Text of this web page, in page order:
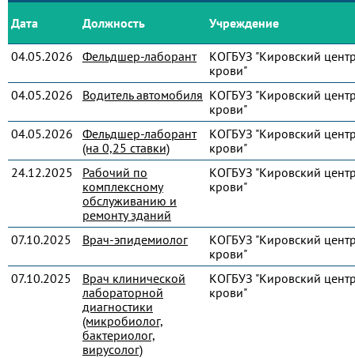
Дата Должность Учреждение
04.05.2026 Фельдшер-лаборант
КОГБУЗ "Кировский
крови"
04.05.2026
Водитель автомобиля КОГБУЗ "Кировский
крови"
04.05.2026
Фельдшер-лаборант
(на 0,25 ставки)
КОГБУЗ "Кировский
крови"
24.12.2025
Рабочий по
комплексному
обслуживанию и
ремонту зданий
КОГБУЗ "Кировский
крови"
07.10.2025 Врач-эпидемиолог
КОГБУЗ "Кировский
крови"
07.10.2025
Врач клинической
лабораторной
диагностики
(микробиолог,
бактериолог,
вирусолог)
КОГБУЗ "Кировский
крови"